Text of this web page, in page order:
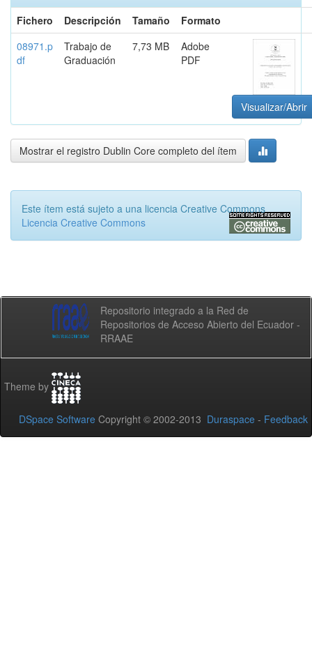
Fichero
Descripción Tamaño
Formato
08971.p
df
Trabajo de
Graduación
7,73 MB
Adobe
PDF
Visualizar/Abrir
Mostrar el registro Dublin Core completo del ítem
Este ítem está sujeto a una licencia Creative Commons
Licencia Creative Commons
Repositorio integrado a la Red de
Repositorios de Acceso Abierto del Ecuador -
RRAAE
Theme by
DSpace Software Copyright © 2002-2013 Duraspace - Feedback